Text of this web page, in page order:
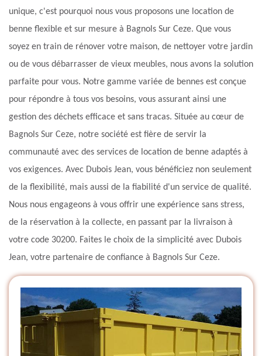
unique, c'est pourquoi nous vous proposons une location de
benne flexible et sur mesure à Bagnols Sur Ceze. Que vous
soyez en train de rénover votre maison, de nettoyer votre jardin
ou de vous débarrasser de vieux meubles, nous avons la solution
parfaite pour vous. Notre gamme variée de bennes est conçue
pour répondre à tous vos besoins, vous assurant ainsi une
gestion des déchets efficace et sans tracas. Située au cœur de
Bagnols Sur Ceze, notre société est fière de servir la
communauté avec des services de location de benne adaptés à
vos exigences. Avec Dubois Jean, vous bénéficiez non seulement
de la flexibilité, mais aussi de la fiabilité d'un service de qualité.
Nous nous engageons à vous offrir une expérience sans stress,
de la réservation à la collecte, en passant par la livraison à
votre code 30200. Faites le choix de la simplicité avec Dubois
Jean, votre partenaire de confiance à Bagnols Sur Ceze.